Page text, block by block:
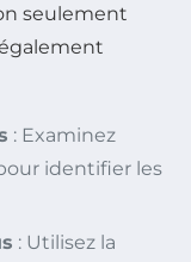
seulement
: Examinez
identifier les
: Utilisez la